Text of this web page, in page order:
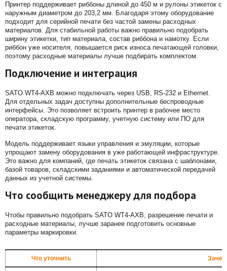
Принтер поддерживает риббоны длиной до 450 м и рулоны этикеток с
наружным диаметром до 203,2 мм. Благодаря этому оборудование
подходит для серийной печати без частой замены расходных
материалов. Для стабильной работы важно правильно подобрать
ширину этикетки, тип материала, состав риббона и намотку. Если
риббон уже носителя, повышается риск износа печатающей головки,
поэтому расходные материалы лучше подбирать комплектом.
Подключение и интеграция
SATO WT4-AXB можно подключать через USB, RS-232 и Ethernet.
Для отдельных задач доступны дополнительные беспроводные
интерфейсы. Это позволяет встроить принтер в рабочее место
оператора, складскую программу, учетную систему или ПО для
печати этикеток.
Модель поддерживает языки управления и эмуляции, которые
упрощают замену оборудования в уже работающей инфраструктуре.
Это важно для компаний, где печать этикеток связана с шаблонами,
базой товаров, складскими заданиями и автоматической передачей
данных из учетной системы.
Что сообщить менеджеру для подбора
Чтобы правильно подобрать SATO WT4-AXB, разрешение печати и
расходные материалы, лучше заранее подготовить основные
параметры маркировки.
Что уточнить